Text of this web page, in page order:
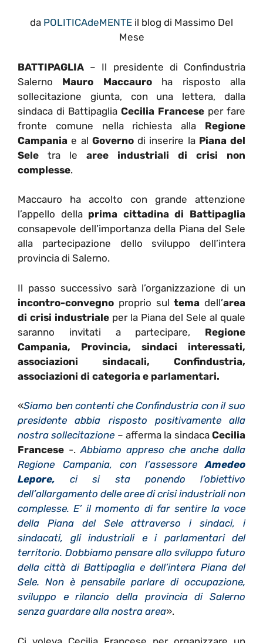
da POLITICAdeMENTE il blog di Massimo Del
Mese
BATTIPAGLIA – Il presidente di Confindustria
Salerno Mauro Maccauroha risposto alla
sollecitazione giunta, con una lettera, dalla
sindaca di Battipaglia Cecilia Francese per fare
fronte comune nella richiesta alla Regione
Campania e al Governodi inserire la Piana del
Sele tra le aree industriali di crisi non
complesse.
Maccauro ha accolto con grande attenzione
l’appello della prima cittadina di Battipaglia
consapevole dell’importanza della Piana del Sele
alla partecipazione dello sviluppo dell’intera
provincia di Salerno.
Il passo successivo sarà l’organizzazione di un
incontro-convegno proprio sul tema dell’area
di crisi industriale per la Piana del Sele al quale
saranno invitati a partecipare, Regione
Campania, Provincia, sindaci interessati,
associazioni sindacali, Confindustria,
associazioni di categoria e parlamentari.
«Siamo ben contenti che Confindustria con il suo
presidente abbia risposto positivamente alla
nostra sollecitazione – afferma la sindacaCecilia
Francese -.Abbiamo appreso che anche dalla
Regione Campania, con l’assessoreAmedeo
Lepore, ci si sta ponendo l’obiettivo
dell’allargamento delle aree di crisi industriali non
complesse. E’ il momento di far sentire la voce
della Piana del Sele attraverso i sindaci, i
sindacati, gli industriali e i parlamentari del
territorio. Dobbiamo pensare allo sviluppo futuro
della città di Battipaglia e dell’intera Piana del
Sele. Non è pensabile parlare di occupazione,
sviluppo e rilancio della provincia di Salerno
senza guardare alla nostra area».